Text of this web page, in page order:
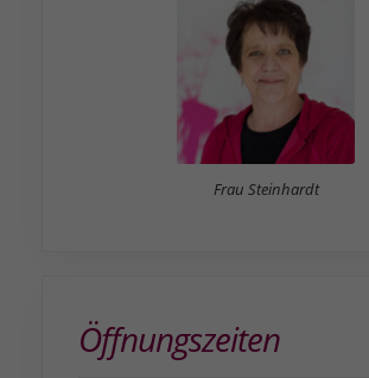
Frau Steinhardt
Öffnungszeiten